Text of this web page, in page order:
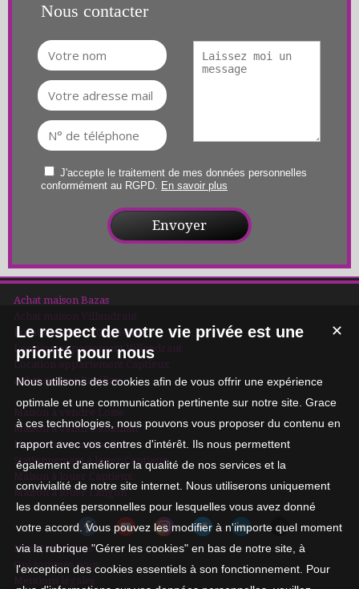
Nous contacter
J'accepte le traitement de mes données personnelles
conformément au RGPD. En savoir plus
Achat maison Bazas
Achat maison Villandraut
Location maison Captieux
Location appartement Villandraut
Location appartement Captieux
Achat maison Roaillan
Maison à vendre Losse
Maison à vendre Roaillan
Maison à louer Noaillan
Stationnement à louer Captieux
Maison à louer Captieux
Maison à louer Langon
Nos Honoraires
Qui sommes-nous
Mentions légales
✕
Le respect de votre vie privée est une
priorité pour nous
Nous utilisons des cookies afin de vous offrir une expérience
optimale et une communication pertinente sur notre site. Grace
à ces technologies, nous pouvons vous proposer du contenu en
rapport avec vos centres d'intérêt. Ils nous permettent
également d'améliorer la qualité de nos services et la
convivialité de notre site internet. Nous utiliserons uniquement
les données personnelles pour lesquelles vous avez donné
votre accord. Vous pouvez les modifier à n'importe quel moment
via la rubrique "Gérer les cookies" en bas de notre site, à
l'exception des cookies essentiels à son fonctionnement. Pour